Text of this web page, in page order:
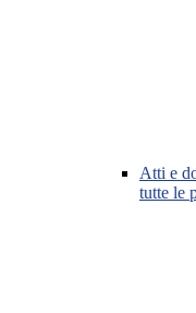
Atti e
tutte le